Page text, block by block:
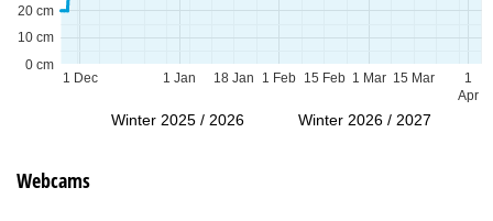
1 Dec 1 Jan 1 Feb 1 Mar
1
Apr
18 Jan 15 Feb 15 Mar
0 cm
10 cm
20 cm
Winter 2025 / 2026 Winter 2026 / 2027
Webcams